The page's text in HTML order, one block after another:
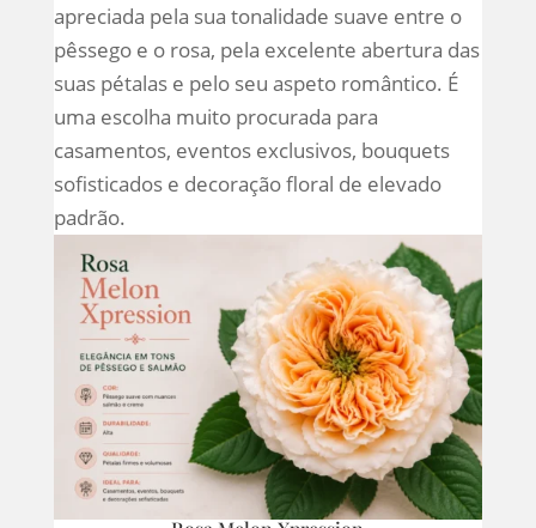
apreciada pela sua tonalidade suave entre o
pêssego e o rosa, pela excelente abertura das
suas pétalas e pelo seu aspeto romântico. É
uma escolha muito procurada para
casamentos, eventos exclusivos, bouquets
sofisticados e decoração floral de elevado
padrão.